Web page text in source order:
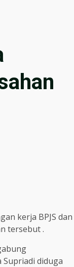
kerja BPJS dan
tersebut .
diduga